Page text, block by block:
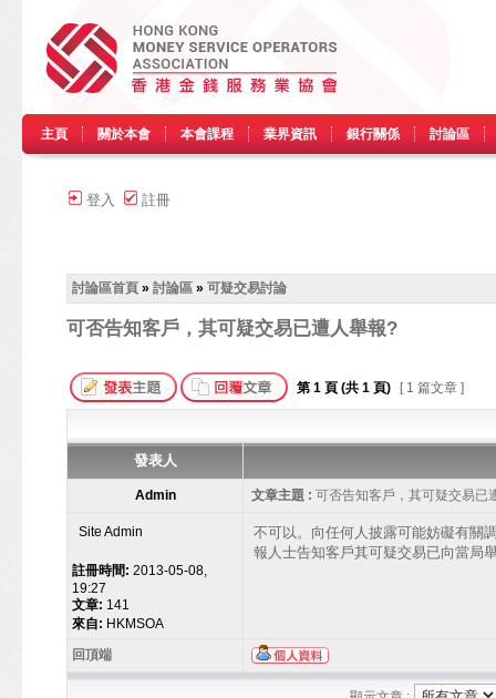
主頁 關於本會 本會課程 業界資訊 銀行關係 討論區
登入 註冊
討論區首頁 » 討論區 » 可疑交易討論
可否告知客戶，其可疑交易已遭人舉報?
第 1 頁 (共 1 頁) [ 1 篇文章 ]
發表人
Admin 文章主題 : 可否告知客戶，其可疑交易已
Site Admin
註冊時間: 2013-05-08,
19:27
文章: 141
來自: HKMSOA
不可以。向任何人披露可能妨礙有關
報人士告知客戶其可疑交易已向當局
回頂端